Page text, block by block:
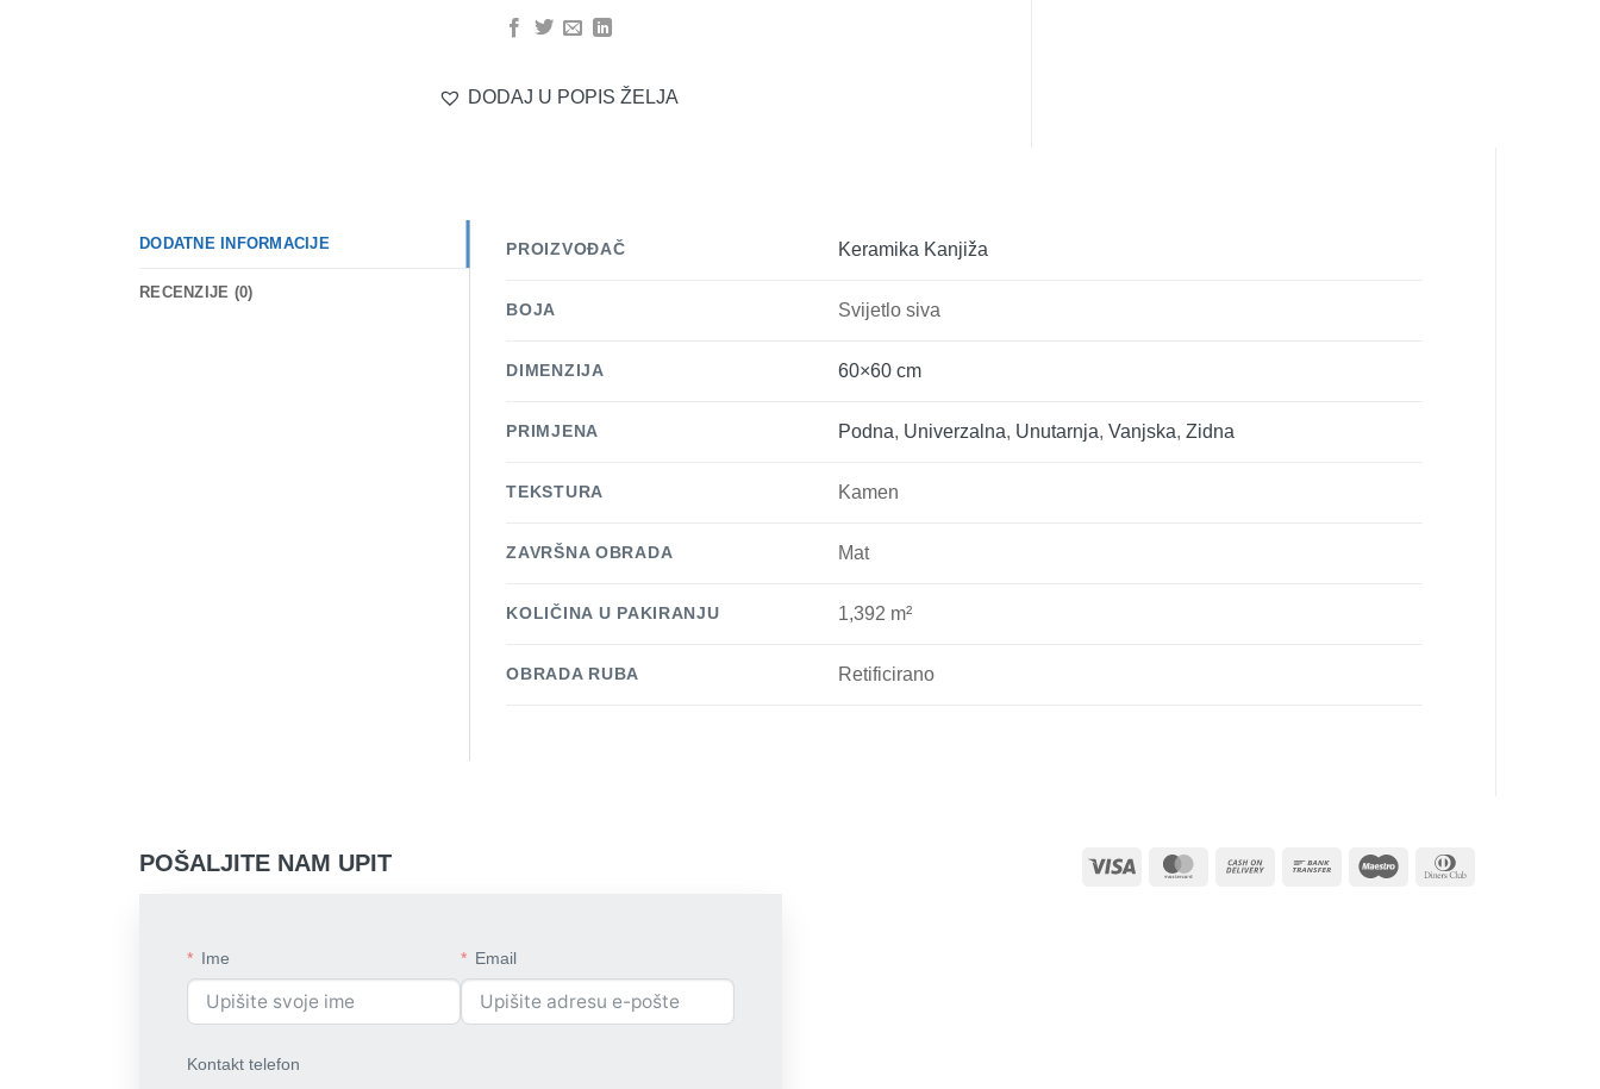
DODAJ U POPIS ŽELJA
DODATNE INFORMACIJE
RECENZIJE (0)
PROIZVOĐAČ Keramika Kanjiža
BOJA Svijetlo siva
DIMENZIJA 60×60 cm
PRIMJENA Podna, Univerzalna, Unutarnja,Vanjska,Zidna
TEKSTURA Kamen
ZAVRŠNA OBRADA Mat
KOLIČINA U PAKIRANJU 1,392 m²
OBRADA RUBA Retificirano
POŠALJITE NAM UPIT
Ime Email
Kontakt telefon
Visa MasterCard
Cash
Bank
Maestro